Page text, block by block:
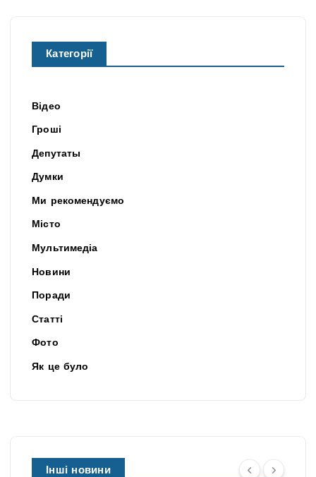
Категорії
Відео
Гроші
Депутаты
Думки
Ми рекомендуємо
Місто
Мультимедіа
Новини
Поради
Статті
Фото
Як це було
Інші новини